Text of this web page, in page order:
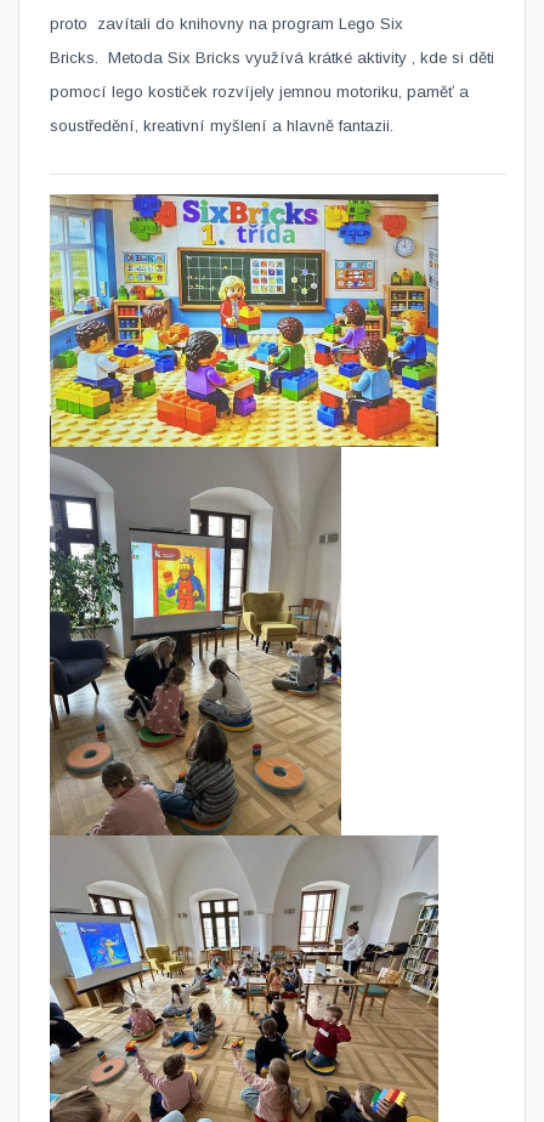
proto zavítali do knihovny​ na program Lego Six
Bricks. Metoda Six Bricks využívá krátké aktivity , kde si děti
pomocí lego kostiček rozvíjely jemnou motoriku, paměť a
soustředění, kreativní myšlení a hlavně fantazii.